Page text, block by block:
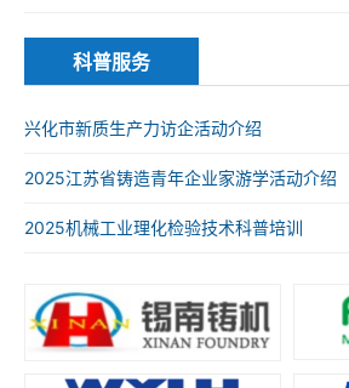
的通知
科普服务
兴化市新质生产力访企活动介绍
2025江苏省铸造青年企业家游学活动介绍
2025机械工业理化检验技术科普培训